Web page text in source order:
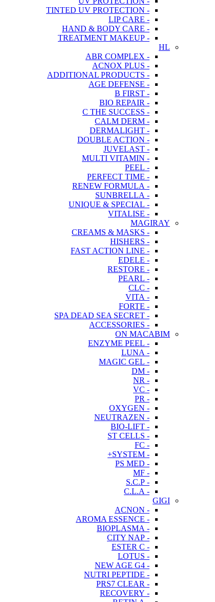
- TINTED UV PROTECTION
- LIP CARE
- HAND & BODY CARE
- TREATMENT MAKEUP
HL
- ABR COMPLEX
- ACNOX PLUS
- ADDITIONAL PRODUCTS
- AGE DEFENSE
- B FIRST
- BIO REPAIR
- C THE SUCCESS
- CALM DERM
- DERMALIGHT
- DOUBLE ACTION
- JUVELAST
- MULTI VITAMIN
- PEEL
- PERFECT TIME
- RENEW FORMULA
- SUNBRELLA
- UNIQUE & SPECIAL
- VITALISE
MAGIRAY
- CREAMS & MASKS
- HISHERS
- FAST ACTION LINE
- EDELE
- RESTORE
- PEARL
- CLC
- VITA
- FORTE
- SPA DEAD SEA SECRET
- ACCESSORIES
ON MACABIM
- ENZYME PEEL
- LUNA
- MAGIC GEL
- DM
- NR
- VC
- PR
- OXYGEN
- NEUTRAZEN
- BIO-LIFT
- ST CELLS
- FC
- SYSTEM+
- PS MED
- MF
- S.C.P
- C.L.A
GIGI
- ACNON
- AROMA ESSENCE
- BIOPLASMA
- CITY NAP
- ESTER C
- LOTUS
- NEW AGE G4
- NUTRI PEPTIDE
- PRS7 CLEAR
- RECOVERY